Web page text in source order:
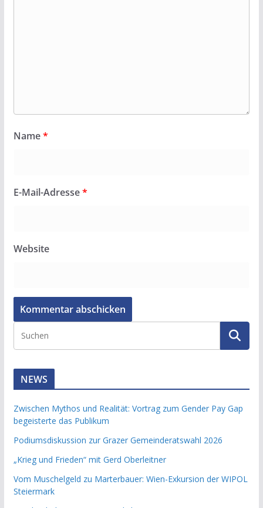
Name*
E-Mail-Adresse*
Website
NEWS
Zwischen Mythos und Realität: Vortrag zum Gender Pay Gap
begeisterte das Publikum
Podiumsdiskussion zur Grazer Gemeinderatswahl 2026
„Krieg und Frieden“ mit Gerd Oberleitner
Vom Muschelgeld zu Marterbauer: Wien-Exkursion der WIPOL
Steiermark